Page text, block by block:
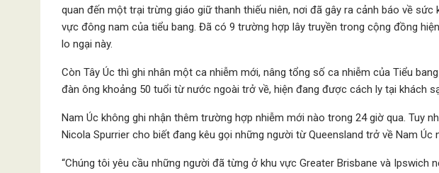
quan đến một trại trừng giáo giữ thanh thiếu niên, nơi đã gây ra cảnh báo về
vực đông nam của tiểu bang. Đã có 9 trường hợp lây truyền trong cộng đồng
lo ngại này.
Còn Tây Úc thì ghi nhân một ca nhiễm mới, nâng tổng số ca nhiễm của Tiểu
đàn ông khoảng 50 tuổi từ nước ngoài trở về, hiện đang được cách ly tại khách
Nam Úc không ghi nhận thêm trường hợp nhiễm mới nào trong 24 giờ qua. Tuy
Nicola Spurrier cho biết đang kêu gọi những người từ Queensland trở về Nam Úc
“Chúng tôi yêu cầu những người đã từng ở khu vực Greater Brisbane và Ipswich